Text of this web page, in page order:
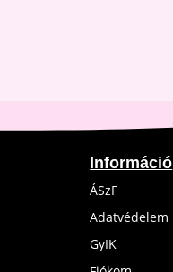
Információ
ÁSzF
Adatvédelem
GyIK